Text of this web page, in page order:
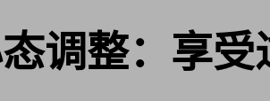
调整：享